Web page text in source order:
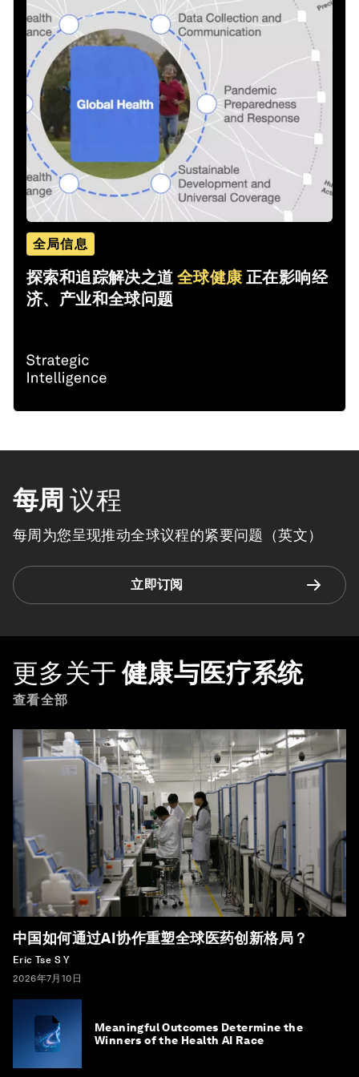
全局信息
探索和追踪解决之道全球健康正在影响经
济、产业和全球问题
每周 议程
每周为您呈现推动全球议程的紧要问题（英文）
立即订阅
更多关于 健康与医疗系统
查看全部
中国如何通过AI协作重塑全球医药创新格局？
Eric Tse S Y
2026年7月10日
Meaningful Outcomes Determine the
Winners of the Health AI Race